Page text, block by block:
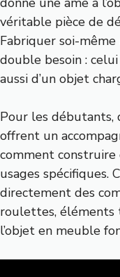
véritable pièce de
Fabriquer soi-
double besoin :
aussi d’un objet
Pour les
offrent un
comment construire
usages spécifiques.
directement des
roulettes, éléments
l’objet en meuble